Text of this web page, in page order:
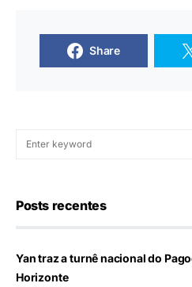
Share
Posts recentes
Yan traz a turnê nacional do
Horizonte